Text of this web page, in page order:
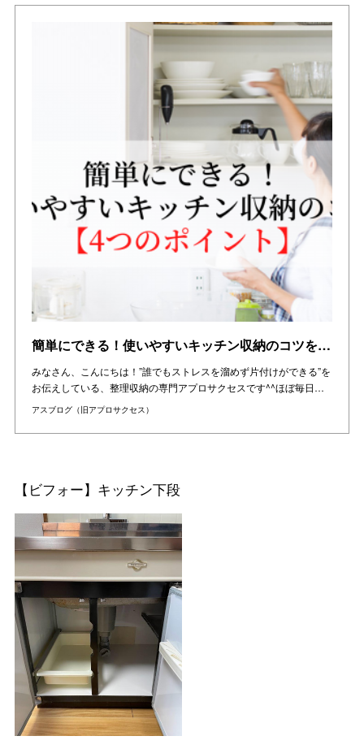
簡単にできる！使いやすいキッチン収納のコツをお伝えします
みなさん、こんにちは！”誰でもストレスを溜めず片付けができる”を
お伝えしている、整理収納の専門アプロサクセスです^^ほぼ毎日…
アスブログ（旧アプロサクセス）
【ビフォー】キッチン下段